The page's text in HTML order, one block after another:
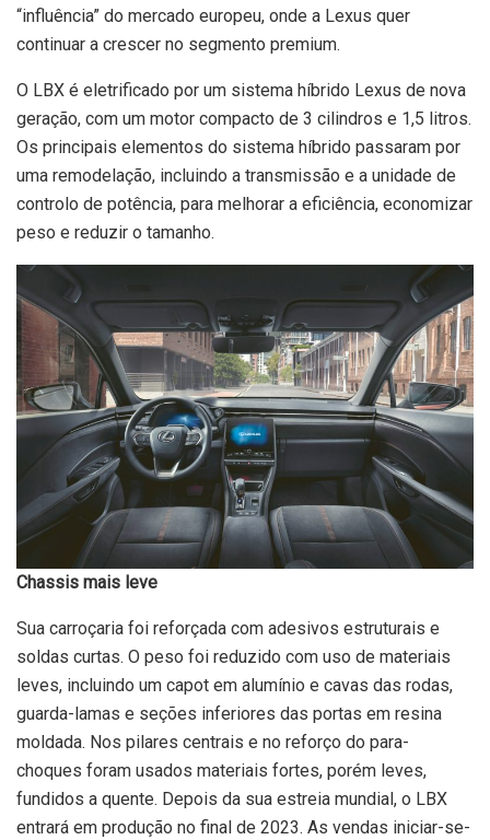
“influência” do mercado europeu, onde a Lexus quer
continuar a crescer no segmento premium.
O LBX é eletrificado por um sistema híbrido Lexus de nova
geração, com um motor compacto de 3 cilindros e 1,5 litros.
Os principais elementos do sistema híbrido passaram por
uma remodelação, incluindo a transmissão e a unidade de
controlo de potência, para melhorar a eficiência, economizar
peso e reduzir o tamanho.
Chassis mais leve
Sua carroçaria foi reforçada com adesivos estruturais e
soldas curtas. O peso foi reduzido com uso de materiais
leves, incluindo um capot em alumínio e cavas das rodas,
guarda-lamas e seções inferiores das portas em resina
moldada. Nos pilares centrais e no reforço do para-
choques foram usados materiais fortes, porém leves,
fundidos a quente. Depois da sua estreia mundial, o LBX
entrará em produção no final de 2023. As vendas iniciar-se-